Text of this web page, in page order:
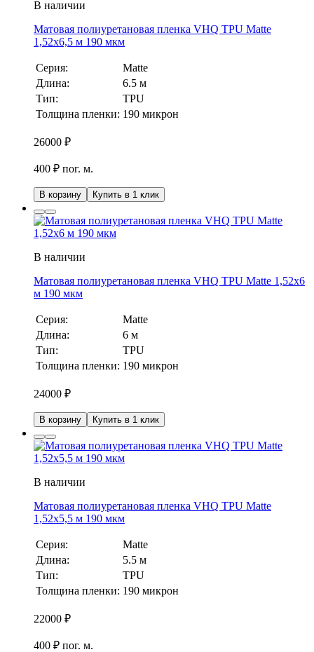
В наличии
Матовая полиуретановая пленка VHQ TPU Matte
1,52х6,5 м 190 мкм
Серия:
Matte
Длина:
6.5 м
Тип:
TPU
Толщина пленки: 190 микрон
26000 ₽
400 ₽ пог. м.
В корзину Купить в 1 клик
В наличии
Матовая полиуретановая пленка VHQ TPU Matte 1,52х6
м 190 мкм
Серия:
Matte
Длина:
6 м
Тип:
TPU
Толщина пленки: 190 микрон
24000 ₽
В корзину Купить в 1 клик
В наличии
Матовая полиуретановая пленка VHQ TPU Matte
1,52х5,5 м 190 мкм
Серия:
Matte
Длина:
5.5 м
Тип:
TPU
Толщина пленки: 190 микрон
22000 ₽
400 ₽ пог. м.